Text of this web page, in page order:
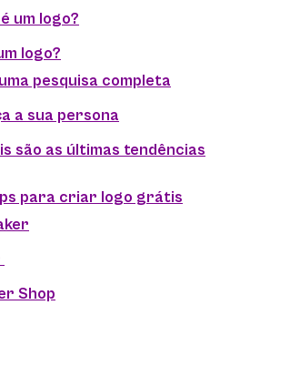
um logo?
logo?
pesquisa completa
a sua persona
são as últimas tendências
para criar logo grátis
Shop